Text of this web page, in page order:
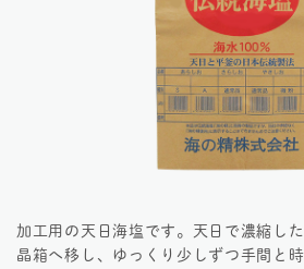
加工用の天日海塩です。天日で濃縮し
晶箱へ移し、ゆっくり少しずつ手間と